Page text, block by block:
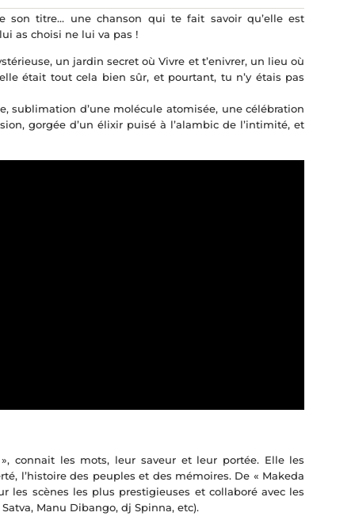
son titre… une chanson qui te fait savoir qu’elle est
as choisi ne lui va pas !
un jardin secret où Vivre et t’enivrer, un lieu où
était tout cela bien sûr, et pourtant, tu n’y étais pas
sublimation d’une molécule atomisée, une célébration
gorgée d’un élixir puisé à l’alambic de l’intimité, et
connait les mots, leur saveur et leur portée. Elle les
l’histoire des peuples et des mémoires. De « Makeda
les scènes les plus prestigieuses et collaboré avec les
Manu Dibango, dj Spinna, etc).